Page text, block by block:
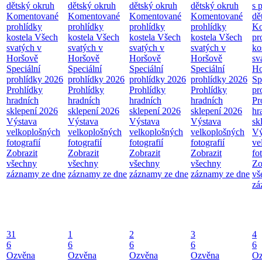
dětský okruh
Komentované
prohlídky
kostela Všech
svatých v
Horšově
Speciální
prohlídky 2026
Prohlídky
hradních
sklepení 2026
Výstava
velkoplošných
fotografií
Zobrazit
všechny
záznamy ze dne
dětský okruh
Komentované
prohlídky
kostela Všech
svatých v
Horšově
Speciální
prohlídky 2026
Prohlídky
hradních
sklepení 2026
Výstava
velkoplošných
fotografií
Zobrazit
všechny
záznamy ze dne
dětský okruh
Komentované
prohlídky
kostela Všech
svatých v
Horšově
Speciální
prohlídky 2026
Prohlídky
hradních
sklepení 2026
Výstava
velkoplošných
fotografií
Zobrazit
všechny
záznamy ze dne
dětský okruh
Komentované
prohlídky
kostela Všech
svatých v
Horšově
Speciální
prohlídky 2026
Prohlídky
hradních
sklepení 2026
Výstava
velkoplošných
fotografií
Zobrazit
všechny
záznamy ze dne
s
31
6
Ozvěna
1
6
Ozvěna
2
6
Ozvěna
3
6
Ozvěna
4
6